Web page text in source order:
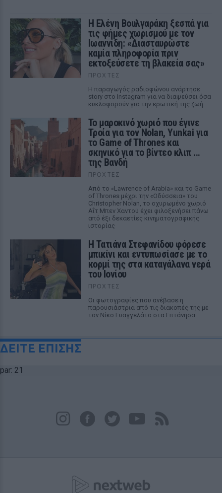
Η Ελένη Βουλγαράκη ξεσπά για
τις φήμες χωρισμού με τον
Ιωαννίδη: «Διασταυρώστε
καμία πληροφορία πριν
εκτοξεύσετε τη βλακεία σας»
ΠΡΟΧΤΈΣ
Η παραγωγός ραδιοφώνου ανάρτησε
story στο Instagram για να διαψεύσει όσα
κυκλοφορούν για την ερωτική της ζωή
Το μαροκινό χωριό που έγινε
Τροία για τον Nolan, Yunkai για
το Game of Thrones και
σκηνικό για το βίντεο κλιπ ...
της Βανδή
ΠΡΟΧΤΈΣ
Από το «Lawrence of Arabia» και το Game
of Thrones μέχρι την «Οδύσσεια» του
Christopher Nolan, το οχυρωμένο χωριό
Αΐτ Μπεν Χαντού έχει φιλοξενήσει πάνω
από έξι δεκαετίες κινηματογραφικής
ιστορίας
Η Τατιάνα Στεφανίδου φόρεσε
μπικίνι και εντυπωσίασε με το
κορμί της στα καταγάλανα νερά
του Ιονίου
ΠΡΟΧΤΈΣ
Οι φωτογραφίες που ανέβασε η
παρουσιάστρια από τις διακοπές της με
τον Νίκο Ευαγγελάτο στα Επτάνησα
ΔΕΙΤΕ ΕΠΙΣΗΣ
par: 21